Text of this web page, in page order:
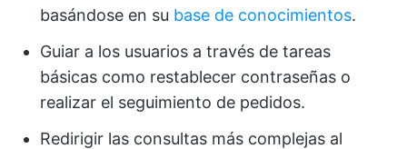
basándose en su base de conocimientos.
Guiar a los usuarios a través de tareas
básicas como restablecer contraseñas o
realizar el seguimiento de pedidos.
Redirigir las consultas más complejas al